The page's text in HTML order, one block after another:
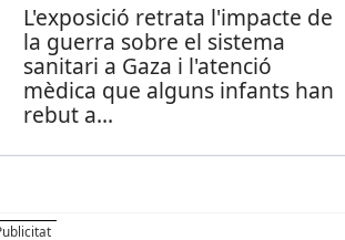
L'exposició retrata l'impacte de
la guerra sobre el sistema
sanitari a Gaza i l'atenció
mèdica que alguns infants han
rebut a...